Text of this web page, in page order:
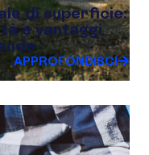
di superficie:
e vantaggi
APPROFONDISCI